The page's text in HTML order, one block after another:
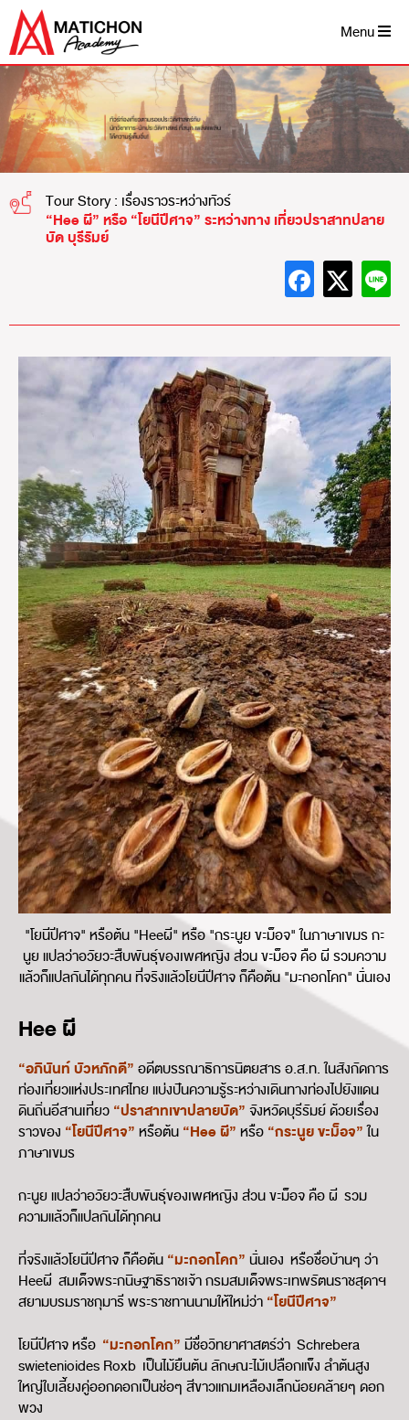
Menu
Tour Story : เรื่องราวระหว่างทัวร์
“Hee ผี” หรือ “โยนีปีศาจ” ระหว่างทาง เที่ยวปราสาทปลาย
บัด บุรีรัมย์
"โยนีปีศาจ" หรือต้น "Heeผี" หรือ "กระนูย ขะม็อจ" ในภาษาเขมร กะ
นูย แปลว่าอวัยวะสืบพันธุ์ของเพศหญิง ส่วน ขะม็อจ คือ ผี รวมความ
แล้วก็แปลกันได้ทุกคน ที่จริงแล้วโยนีปีศาจ ก็คือต้น "มะกอกโคก" นั่นเอง
Hee ผี
“อภินันท์ บัวหภักดี” อดีตบรรณาธิการนิตยสาร อ.ส.ท. ในสังกัดการ
ท่องเที่ยวแห่งประเทศไทย แบ่งปันความรู้ระหว่างเดินทางท่องไปยังแดน
ดินถิ่นอีสานเที่ยว “ปราสาทเขาปลายบัด” จังหวัดบุรีรัมย์ ด้วยเรื่อง
ราวของ “โยนีปีศาจ” หรือต้น “Hee ผี” หรือ “กระนูย ขะม็อจ”ใน
ภาษาเขมร
กะนูย แปลว่าอวัยวะสืบพันธุ์ของเพศหญิง ส่วน ขะม็อจ คือ ผี รวม
ความแล้วก็แปลกันได้ทุกคน
ที่จริงแล้วโยนีปีศาจ ก็คือต้น “มะกอกโคก” นั่นเอง หรือชื่อบ้านๆ ว่า
Heeผี สมเด็จพระกนิษฐาธิราชเจ้า กรมสมเด็จพระเทพรัตนราชสุดาฯ
สยามบรมราชกุมารี พระราชทานนามให้ใหม่ว่า “โยนีปีศาจ”
โยนีปีศาจ หรือ “มะกอกโคก” มีชื่อวิทยาศาสตร์ว่า Schrebera
swietenioides Roxb เป็นไม้ยืนต้น ลักษณะไม้เปลือกแข็ง ลำต้นสูง
ใหญ่ใบเลี้ยงคู่ออกดอกเป็นช่อๆ สีขาวแกมเหลืองเล็กน้อยคล้ายๆ ดอก
พวง